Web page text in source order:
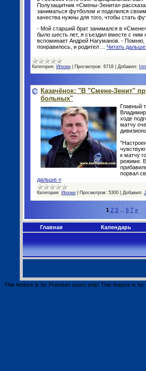
Полузащитник «Смены-Зенита»
заниматься футболом и поделился
качества нужны для того, чтобы стать
- Мой старший брат занимался в
было шесть лет, я съездил вместе с ним
вспоминает Андрей Нагуманов. - Помню,
понравилось, и родител
Читать
Категория: Игроки Просмотров: 6718 Добавил:
Казачёнок: "В "Смене-Зенит"
больных"
Главный
Владимир
ходе
матчу
к матчу
режиме.
порвал
дальше »
Категория: Игроки Просмотров: 5300 Добавил:
1 2 3 6 7 »
Главная Календарь
This feature is for Premium users only! This feature is for